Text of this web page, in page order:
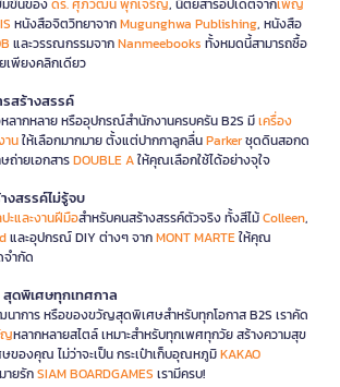
มข้นของดร. ศุภวัฒน์ พุกเจริญ, นิตยสารอัปเดตจากเพ็ญ
หนังสือจิตวิทยาจากMugunghwa Publishing, หนังสือ
และวรรณกรรมจากNanmeebooks ทั้งหมดนี้สามารถซื้อ
เพียงคลิกเดียว
รสร้างสรรค์
ลากหลาย หรืออุปกรณ์สำนักงานครบครัน B2S มีเครื่อง
านให้เลือกมากมาย ตั้งแต่ปากกาลูกลื่นParkerชุดดินสอกด
ถ่ายเอกสารDOUBLE Aให้คุณเลือกใช้ได้อย่างจุใจ
งสรรค์ไม่รู้จบ
ะและงานฝีมือสำหรับคนสร้างสรรค์ตัวจริง ทั้งสีไม้Colleen,
และอุปกรณ์ DIY ต่างๆ จากMONT MARTEให้คุณ
จำกัด
ดพิเศษทุกเทศกาล
าการ หรือของขวัญสุดพิเศษสำหรับทุกโอกาส B2S เราคัด
ญหลากหลายสไตล์ เหมาะสำหรับทุกเพศทุกวัย สร้างความสุข
ของคุณ ไม่ว่าจะเป็น กระเป๋าเก็บอุณหภูมิKAKAO
ายรักSIAM BOARDGAMES เรามีครบ!